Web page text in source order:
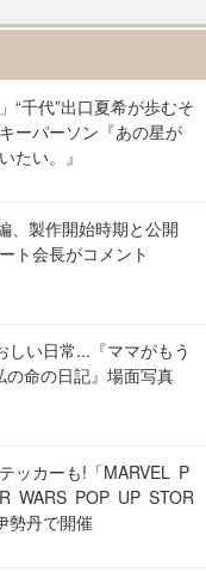
“千代”出口夏希が歩むそ
ーパーソン『あの星が
たい。』
、製作開始時期と公開
ト会長がコメント
しい日常...『ママがもう
の命の日記』場面写真
ッカーも!「MARVEL P
WARS POP UP STOR
勢丹で開催